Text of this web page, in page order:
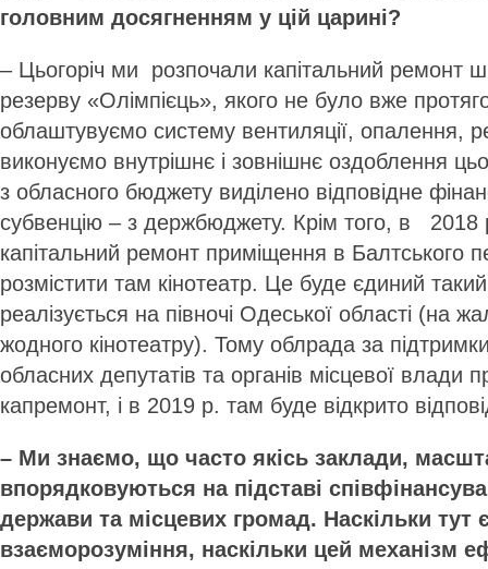
головним досягненням у цій царині?
– Цьогоріч ми розпочали капітальний ремонт
резерву «Олімпієць», якого не було вже
облаштувуємо систему вентиляції, опалення,
виконуємо внутрішнє і зовнішнє оздоблення
з обласного бюджету виділено відповідне
субвенцію – з держбюджету. Крім того, в 2018
капітальний ремонт приміщення в Балтського
розмістити там кінотеатр. Це буде єдиний
реалізується на півночі Одеської області (на
жодного кінотеатру). Тому облрада за
обласних депутатів та органів місцевої влади
капремонт, і в 2019 р. там буде відкрито
– Ми знаємо, що часто якісь заклади,
впорядковуються на підставі
держави та місцевих громад. Наскільки тут
взаєморозуміння, наскільки цей механізм